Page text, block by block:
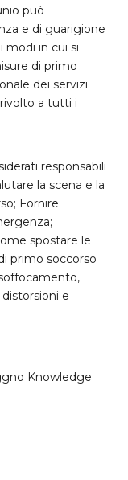
può
e di guarigione
modi in cui si
di primo
dei servizi
a tutti i
responsabili
la scena e la
Fornire
spostare le
primo soccorso
e
Knowledge